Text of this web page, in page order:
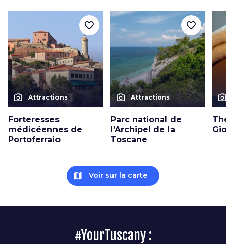
photo_camera Attractions
Forteresses
médicéennes de
Portoferraio
favorite_border
photo_camera Attractions
Parc national de
l’Archipel de la
Toscane
favorite_border
map Voir sur la carte
#YourTuscany :